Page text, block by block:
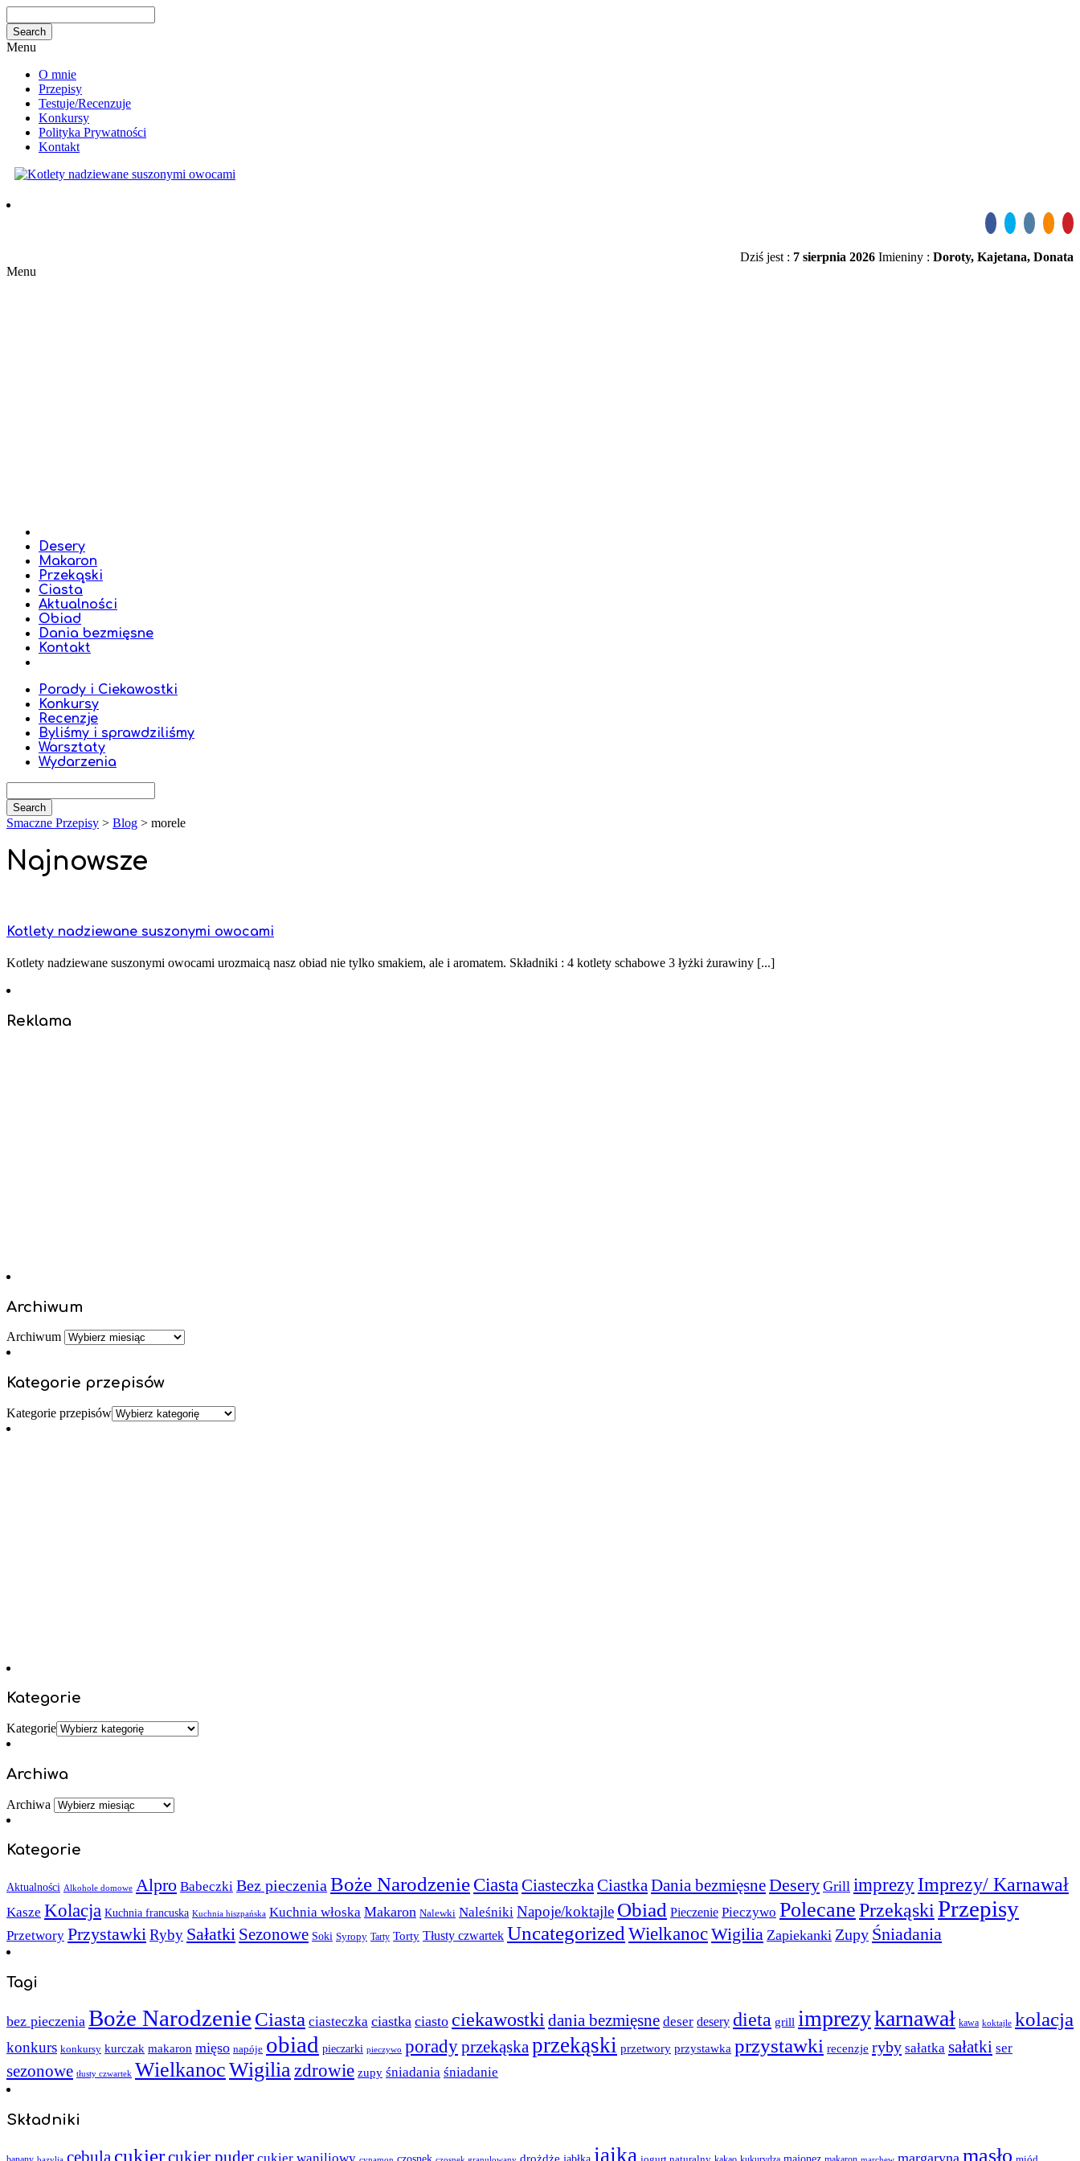
Menu
O mnie
Przepisy
Testuje/Recenzuje
Konkursy
Polityka Prywatności
Kontakt
Dziś jest : 7 sierpnia 2026 Imieniny : Doroty, Kajetana, Donata
Menu
Desery
Makaron
Przekąski
Ciasta
Aktualności
Obiad
Dania bezmięsne
Kontakt
Porady i Ciekawostki
Konkursy
Recenzje
Byliśmy i sprawdziliśmy
Warsztaty
Wydarzenia
Smaczne Przepisy > Blog > morele
Najnowsze
Kotlety nadziewane suszonymi owocami
Kotlety nadziewane suszonymi owocami urozmaicą nasz obiad nie tylko smakiem, ale i aromatem. Składniki : 4 kotlety schabowe 3 łyżki żurawiny [...]
Reklama
Archiwum
Archiwum
Kategorie przepisów
Kategorie przepisów
Kategorie
Kategorie
Archiwa
Archiwa
Kategorie
Aktualności Alkohole domowe Alpro Babeczki Bez pieczenia Boże NarodzenieCiasta CiasteczkaCiastkaDania bezmięsneDesery Grill imprezy Imprezy/ Karnawał
Kasze Kolacja Kuchnia francuska Kuchnia hiszpańska Kuchnia włoska Makaron Nalewki Naleśniki Napoje/koktajle Obiad Pieczenie Pieczywo PolecanePrzekąski Przepisy
Przetwory PrzystawkiRyby Sałatki Sezonowe Soki Syropy Tarty Torty Tłusty czwartek Uncategorized WielkanocWigilia Zapiekanki Zupy Śniadania
Tagi
bez pieczenia Boże Narodzenie Ciasta ciasteczka ciastka ciasto ciekawostkidania bezmięsne deser desery dieta grill imprezykarnawał kawa koktajle kolacja
konkurs konkursy kurczak makaron mięso napóje obiad pieczarki pieczywo poradyprzekąskaprzekąski przetwory przystawka przystawki recenzje ryby sałatka sałatki ser
sezonowe tłusty czwartek WielkanocWigiliazdrowie zupy śniadania śniadanie
Składniki
cebula cukiercukier puder jajka margaryna masło